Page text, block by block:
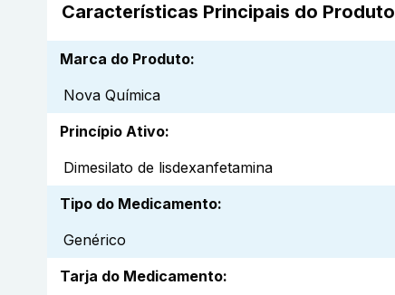
Características Principais do Produto
Marca do Produto:
Nova Química
Princípio Ativo:
Dimesilato de lisdexanfetamina
Tipo do Medicamento:
Genérico
Tarja do Medicamento: